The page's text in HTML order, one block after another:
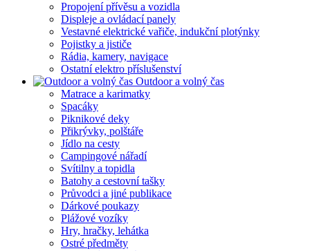
Propojení přívěsu a vozidla
Displeje a ovládací panely
Vestavné elektrické vařiče, indukční plotýnky
Pojistky a jističe
Rádia, kamery, navigace
Ostatní elektro příslušenství
Outdoor a volný čas
Matrace a karimatky
Spacáky
Piknikové deky
Přikrývky, polštáře
Jídlo na cesty
Campingové nářadí
Svítilny a topidla
Batohy a cestovní tašky
Průvodci a jiné publikace
Dárkové poukazy
Plážové vozíky
Hry, hračky, lehátka
Ostré předměty